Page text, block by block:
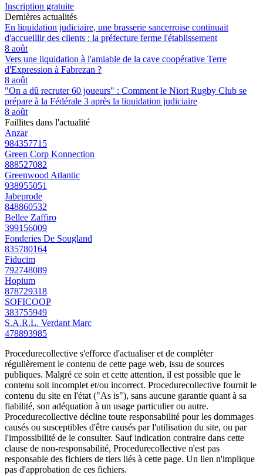
Inscription gratuite
Dernières actualités
En liquidation judiciaire, une brasserie sancerroise continuait
d'accueillir des clients : la préfecture ferme l'établissement
8 août
Vers une liquidation à l'amiable de la cave coopérative Terre
d'Expression à Fabrezan ?
8 août
"On a dû recruter 60 joueurs" : Comment le Niort Rugby Club se
prépare à la Fédérale 3 après la liquidation judiciaire
8 août
Faillites dans l'actualité
Anzar
984357715
Green Corp Konnection
888527082
Greenwood Atlantic
938955051
Jabeprode
848860532
Bellee Zaffiro
399156009
Fonderies De Sougland
835780164
Fiducim
792748089
Hopium
878729318
SOFICOOP
383755949
S.A.R.L. Verdant Marc
478893985
Procedurecollective s'efforce d'actualiser et de compléter
régulièrement le contenu de cette page web, issu de sources
publiques. Malgré ce soin et cette attention, il est possible que le
contenu soit incomplet et/ou incorrect. Procedurecollective fournit le
contenu du site en l'état ("As is"), sans aucune garantie quant à sa
fiabilité, son adéquation à un usage particulier ou autre.
Procedurecollective décline toute responsabilité pour les dommages
causés ou susceptibles d'être causés par l'utilisation du site, ou par
l'impossibilité de le consulter. Sauf indication contraire dans cette
clause de non-responsabilité, Procedurecollective n'est pas
responsable des fichiers de tiers liés à cette page. Un lien n'implique
pas d'approbation de ces fichiers.